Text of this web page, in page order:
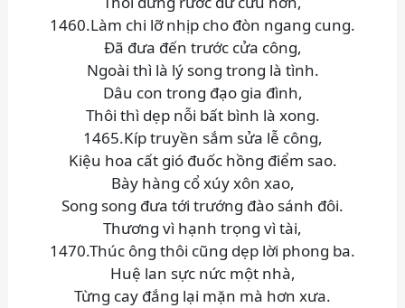
1460.Làm chi lỡ nhịp cho đòn ngang cung.
Đã đưa đến trước cửa công,
Ngoài thì là lý song trong là tình.
Dâu con trong đạo gia đình,
Thôi thì dẹp nỗi bất bình là xong.
1465.Kíp truyền sắm sửa lễ công,
Kiệu hoa cất gió đuốc hồng điểm sao.
Bày hàng cổ xúy xôn xao,
Song song đưa tới trướng đào sánh đôi.
Thương vì hạnh trọng vì tài,
1470.Thúc ông thôi cũng dẹp lời phong ba.
Huệ lan sực nức một nhà,
Từng cay đắng lại mặn mà hơn xưa.